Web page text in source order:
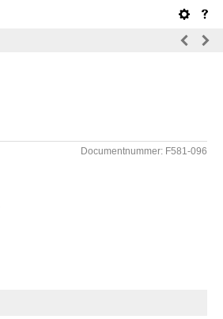
Documentnummer: F581-096